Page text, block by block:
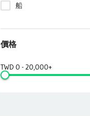
船
價格
TWD 0 - 20,000+